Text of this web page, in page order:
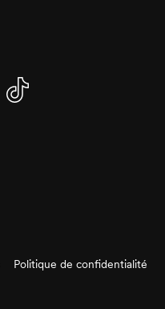
Politique de confidentialité